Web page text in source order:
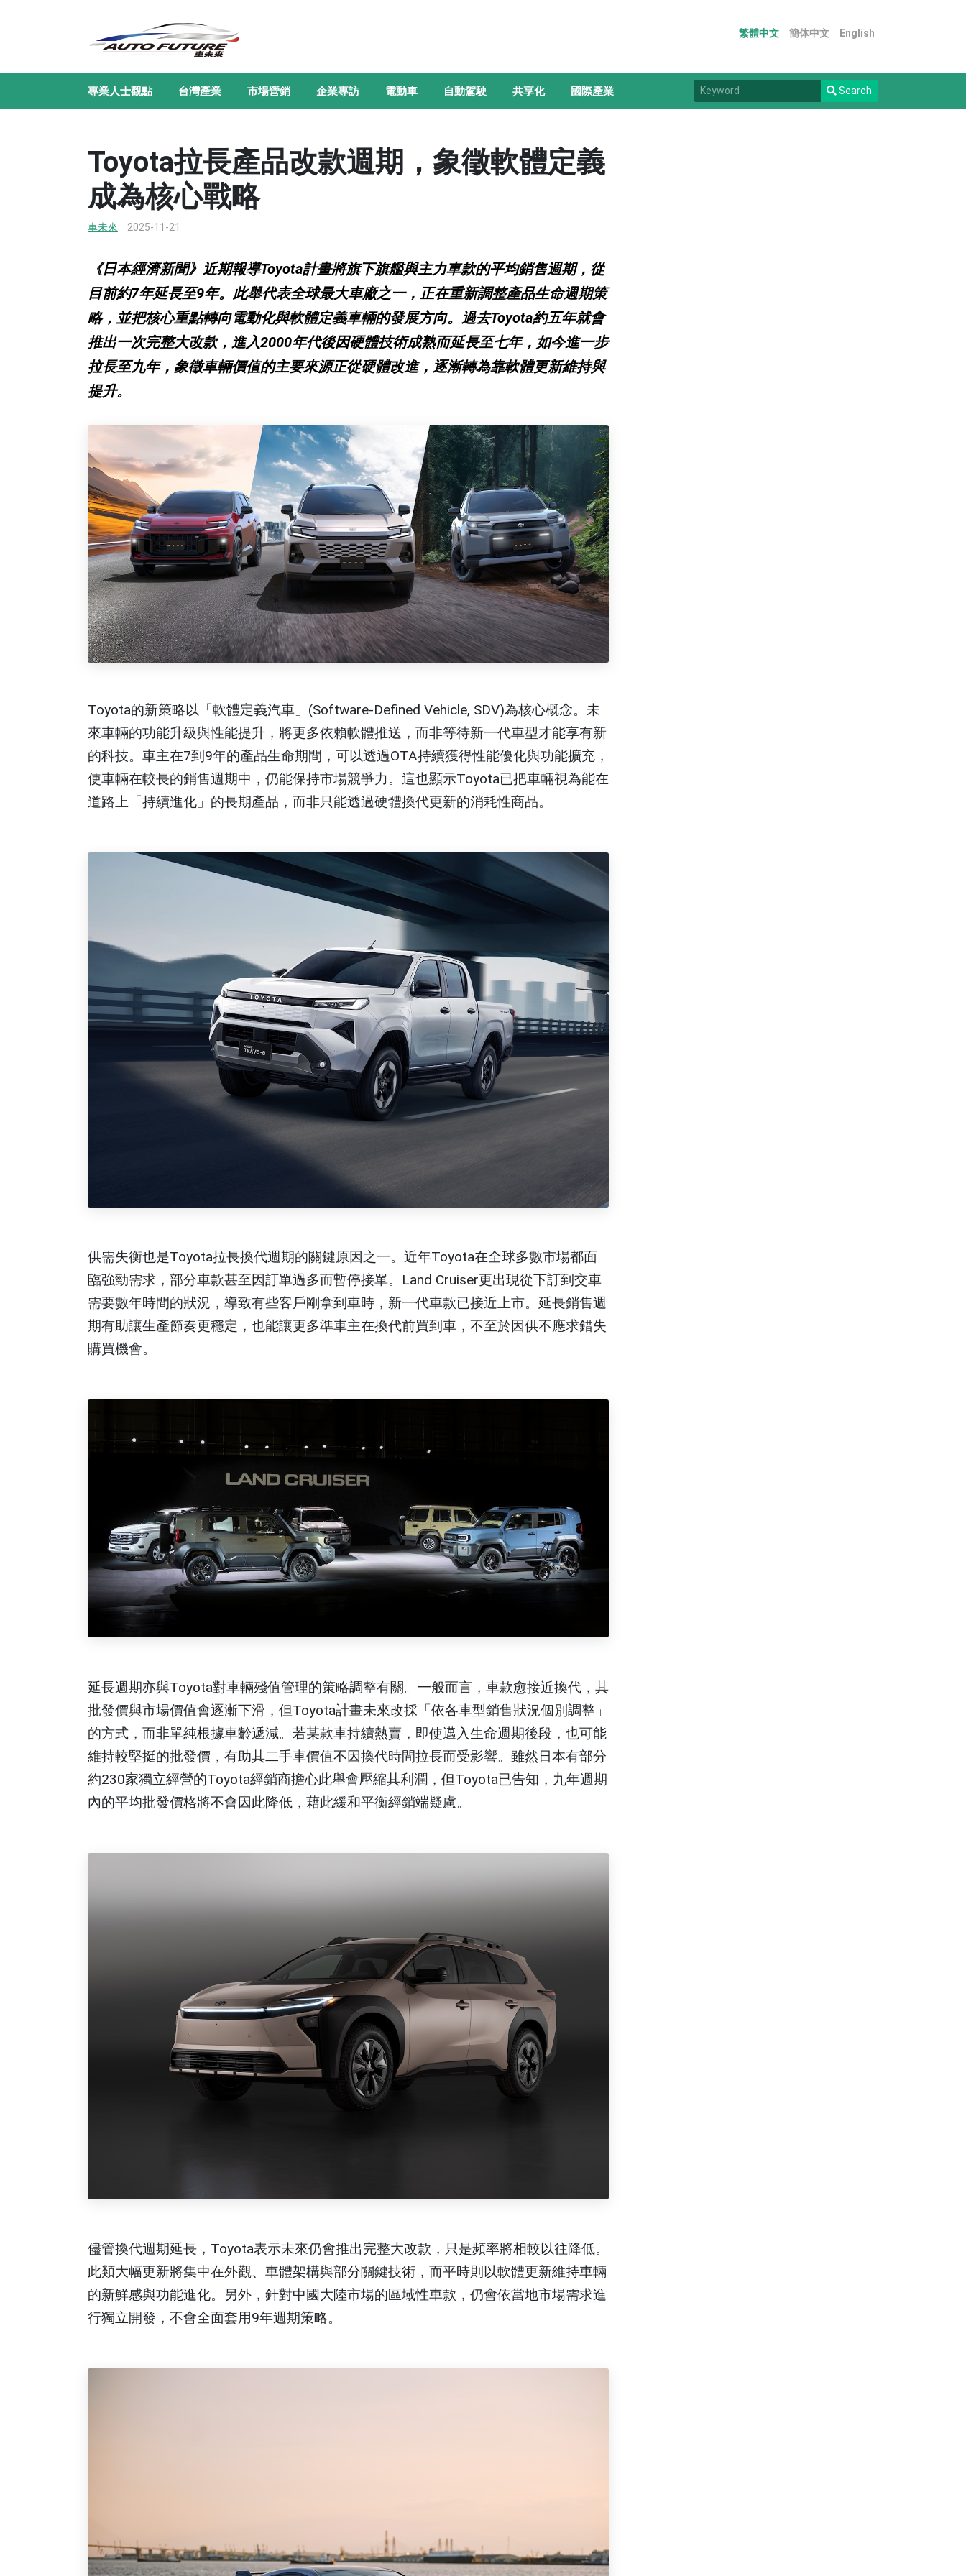
繁體中文 簡体中文 English
專業人士觀點 台灣產業 市場營銷 企業專訪 電動車 自動駕駛 共享化 國際產業 Search
Toyota拉長產品改款週期，象徵軟體定義
成為核心戰略
車未來 2025-11-21
《日本經濟新聞》近期報導Toyota計畫將旗下旗艦與主力車款的平均銷售週期，從
目前約7年延長至9年。此舉代表全球最大車廠之一，正在重新調整產品生命週期策
略，並把核心重點轉向電動化與軟體定義車輛的發展方向。過去Toyota約五年就會
推出一次完整大改款，進入2000年代後因硬體技術成熟而延長至七年，如今進一步
拉長至九年，象徵車輛價值的主要來源正從硬體改進，逐漸轉為靠軟體更新維持與
提升。
Toyota的新策略以「軟體定義汽車」(Software-Defined Vehicle, SDV)為核心概念。未
來車輛的功能升級與性能提升，將更多依賴軟體推送，而非等待新一代車型才能享有新
的科技。車主在7到9年的產品生命期間，可以透過OTA持續獲得性能優化與功能擴充，
使車輛在較長的銷售週期中，仍能保持市場競爭力。這也顯示Toyota已把車輛視為能在
道路上「持續進化」的長期產品，而非只能透過硬體換代更新的消耗性商品。
供需失衡也是Toyota拉長換代週期的關鍵原因之一。近年Toyota在全球多數市場都面
臨強勁需求，部分車款甚至因訂單過多而暫停接單。Land Cruiser更出現從下訂到交車
需要數年時間的狀況，導致有些客戶剛拿到車時，新一代車款已接近上市。延長銷售週
期有助讓生產節奏更穩定，也能讓更多準車主在換代前買到車，不至於因供不應求錯失
購買機會。
延長週期亦與Toyota對車輛殘值管理的策略調整有關。一般而言，車款愈接近換代，其
批發價與市場價值會逐漸下滑，但Toyota計畫未來改採「依各車型銷售狀況個別調整」
的方式，而非單純根據車齡遞減。若某款車持續熱賣，即使邁入生命週期後段，也可能
維持較堅挺的批發價，有助其二手車價值不因換代時間拉長而受影響。雖然日本有部分
約230家獨立經營的Toyota經銷商擔心此舉會壓縮其利潤，但Toyota已告知，九年週期
內的平均批發價格將不會因此降低，藉此緩和平衡經銷端疑慮。
儘管換代週期延長，Toyota表示未來仍會推出完整大改款，只是頻率將相較以往降低。
此類大幅更新將集中在外觀、車體架構與部分關鍵技術，而平時則以軟體更新維持車輛
的新鮮感與功能進化。另外，針對中國大陸市場的區域性車款，仍會依當地市場需求進
行獨立開發，不會全面套用9年週期策略。